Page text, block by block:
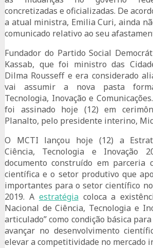
concretizadas e oficializadas. De
a atual ministra, Emilia Curi, ainda
comunicado relativo ao seu
Fundador do Partido Social
Kassab, que foi ministro das
Dilma Rousseff e era considerado
vai assumir a nova pasta
Tecnologia, Inovação e
foi assinado hoje (12) em
Planalto, pelo presidente interino,
O MCTI lançou hoje (12) a
Ciência, Tecnologia e Inovação
documento construído em parceria
científica e o setor produtivo que
importantes para o setor científico
2019. A estratégiacoloca a
Nacional de Ciência, Tecnologia e
articulado” como condição básica
avançar no desenvolvimento
elevar a competitividade no mercado